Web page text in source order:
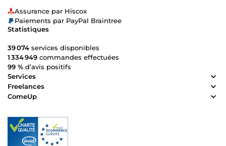
Assurance par Hiscox
Paiements par PayPal Braintree
Statistiques
39 074 services disponibles
1 334 949 commandes effectuées
99 % d’avis positifs
Services
Freelances
ComeUp